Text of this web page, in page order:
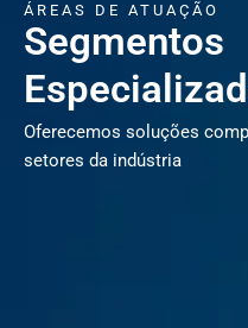
ÁREAS DE ATUAÇÃO
Segmentos
Oferecemos soluções
setores da indústria